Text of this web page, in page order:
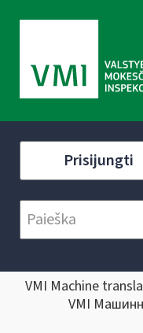
Prisijungti
VMI Machine
VMI